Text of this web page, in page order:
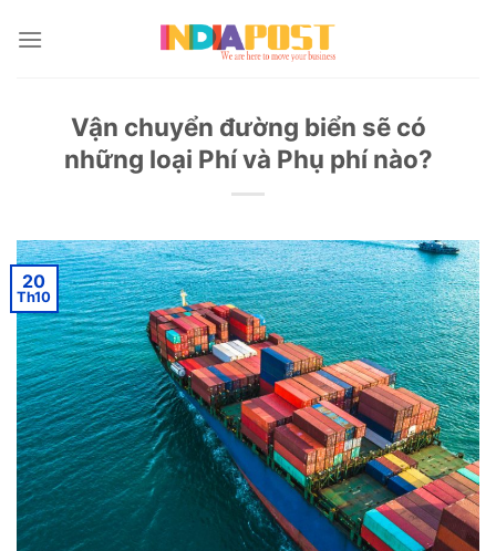
Vận chuyển đường biển sẽ có
những loại Phí và Phụ phí nào?
20
Th10